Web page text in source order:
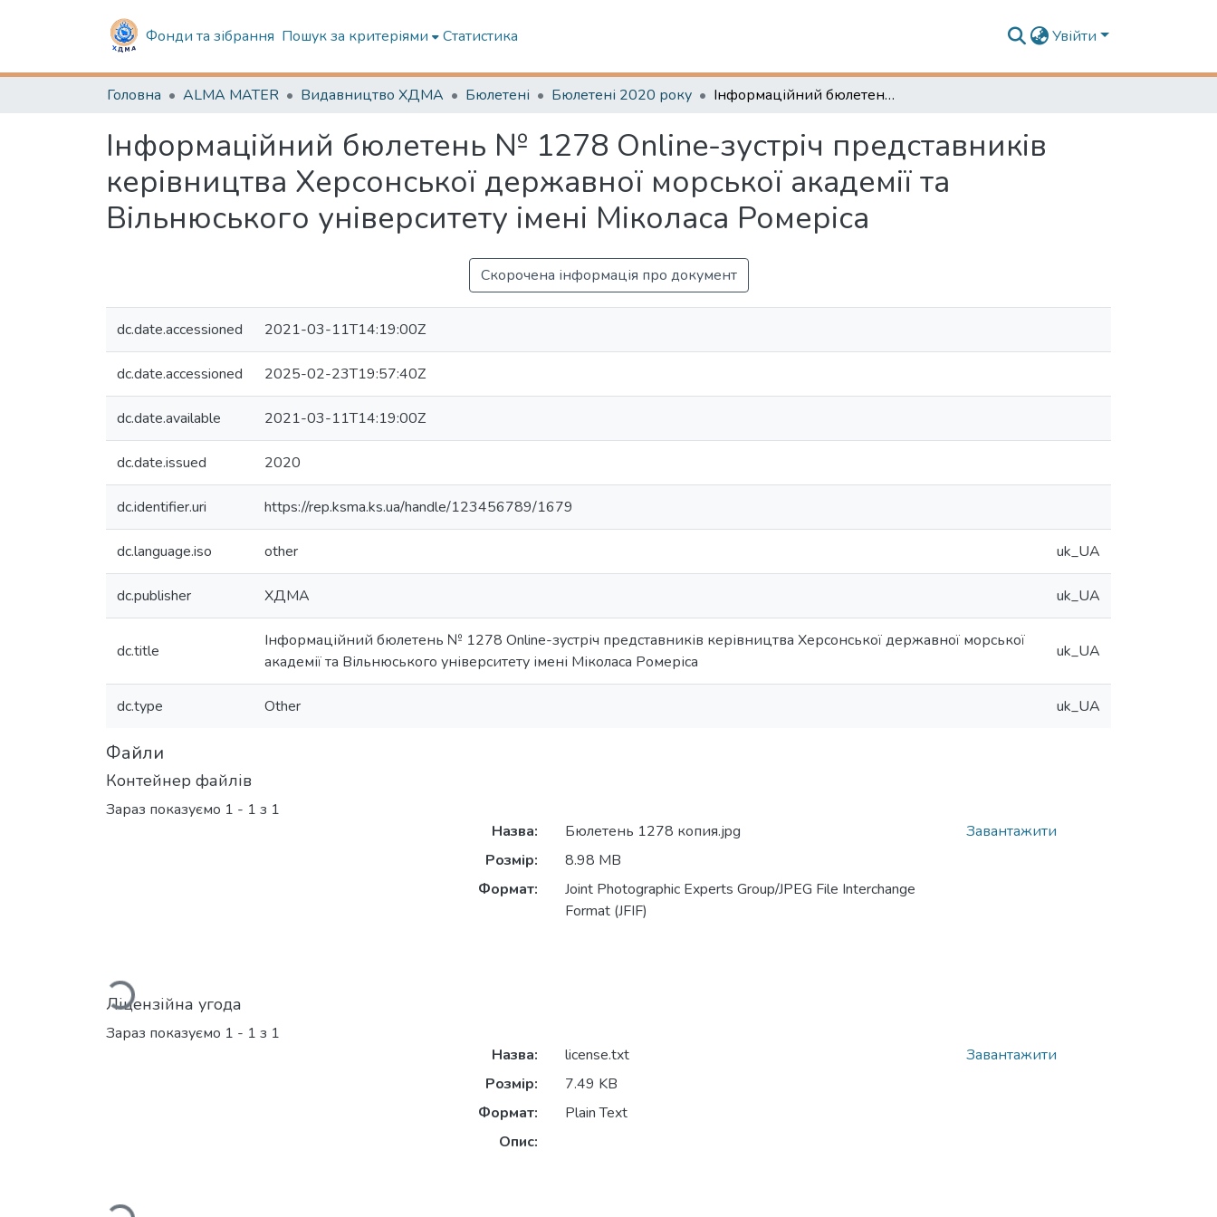
Фонди та зібрання Пошук за критеріями Статистика Увійти
Головна ALMA MATER Видавництво ХДМА Бюлетені Бюлетені 2020 року Інформаційний бюлетень № 1278 Оnline-зустріч представників керівництва Херсонської державної морської академії та Вільнюського університету імені Міколаса Ромеріса
Інформаційний бюлетень № 1278 Оnline-зустріч представників
керівництва Херсонської державної морської академії та
Вільнюського університету імені Міколаса Ромеріса
Скорочена інформація про документ
dc.date.accessioned 2021-03-11T14:19:00Z
dc.date.accessioned 2025-02-23T19:57:40Z
dc.date.available 2021-03-11T14:19:00Z
dc.date.issued 2020
dc.identifier.uri https://rep.ksma.ks.ua/handle/123456789/1679
dc.language.iso other uk_UA
dc.publisher ХДМА uk_UA
dc.title
Інформаційний бюлетень № 1278 Оnline-зустріч представників керівництва Херсонської державної морської
академії та Вільнюського університету імені Міколаса Ромеріса
uk_UA
dc.type Other uk_UA
Файли
Контейнер файлів
Зараз показуємо 1 - 1 з 1
Вантажиться...
Назва:
Бюлетень 1278 копия.jpg
Розмір:
8.98 MB
Формат:
Joint Photographic Experts Group/JPEG File Interchange
Format (JFIF)
Завантажити
Ліцензійна угода
Зараз показуємо 1 - 1 з 1
Вантажиться...
Назва:
license.txt
Розмір:
7.49 KB
Формат:
Plain Text
Опис:
Завантажити